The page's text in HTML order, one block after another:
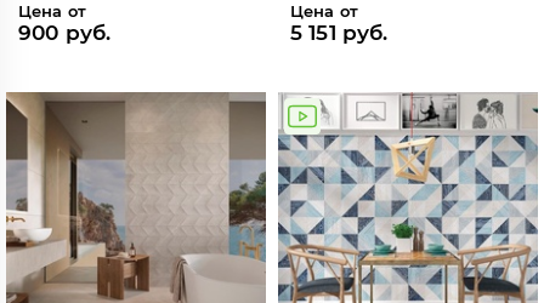
Цена от
900 руб.
Цена от
5 151 руб.